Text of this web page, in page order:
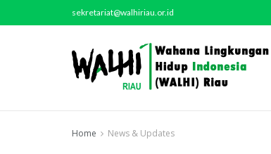
sekretariat@walhiriau.or.id
Home News & Updates